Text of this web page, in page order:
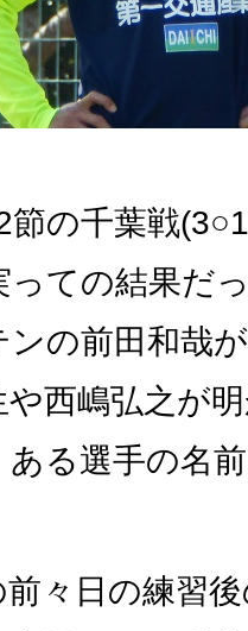
の千葉戦
っての結果だ
の前田和哉
西嶋弘之が
ある選手の名
前々日の練習